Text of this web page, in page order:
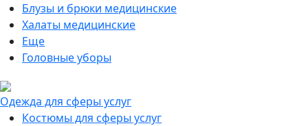
Блузы и брюки медицинские
Халаты медицинские
Еще
Головные уборы
Одежда для сферы услуг
Костюмы для сферы услуг